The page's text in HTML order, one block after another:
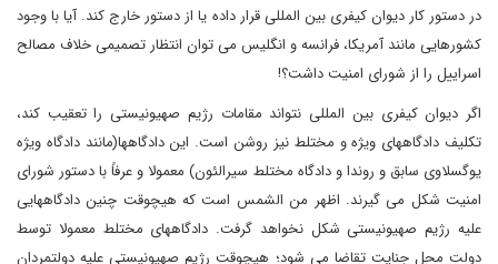
در دستور کار دیوان کیفری بین المللی قرار داده یا از دستور خارج کند. آیا با وجود
کشورهایی مانند آمریکا، فرانسه و انگلیس می توان انتظار تصمیمی خلاف مصالح
اسراییل را از شورای امنیت داشت؟!
اگر دیوان کیفری بین المللی نتواند مقامات رژیم صهیونیستی را تعقیب کند،
تکلیف دادگاههای ویژه و مختلط نیز روشن است. این دادگاهها(مانند دادگاه ویژه
یوگسلاوی سابق و روندا و دادگاه مختلط سیرالئون) معمولا و عرفاً با دستور شورای
امنیت شکل می گیرند. اظهر من الشمس است که هیچوقت چنین دادگاههایی
علیه رژیم صهیونیستی شکل نخواهد گرفت. دادگاههای مختلط معمولا توسط
دولت محل جنایت تقاضا می شود؛ هیچوقت رژیم صهیونیستی علیه دولتمردان